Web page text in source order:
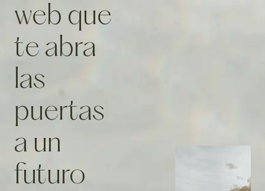
web que
te abra
las
puertas
a un
futuro